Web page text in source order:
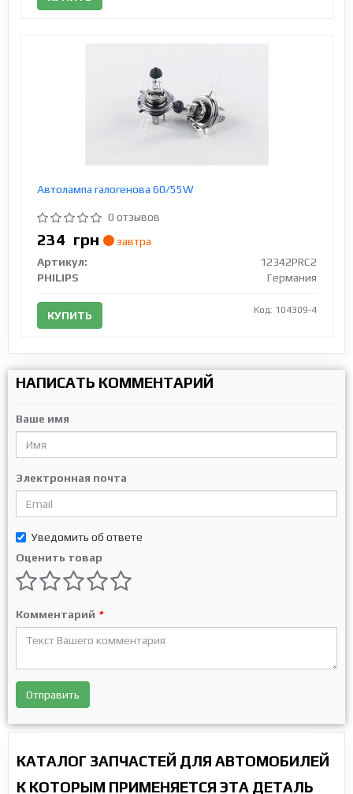
Автолампа галогенова 60/55W
0 отзывов
234 грн
завтра
Артикул:
12342PRC2
PHILIPS
Германия
КУПИТЬ Код: 104309-4
НАПИСАТЬ КОММЕНТАРИЙ
Ваше имя
Электронная почта
Уведомить об ответе
Оценить товар
Комментарий *
Отправить
КАТАЛОГ ЗАПЧАСТЕЙ ДЛЯ АВТОМОБИЛЕЙ
К КОТОРЫМ ПРИМЕНЯЕТСЯ ЭТА ДЕТАЛЬ